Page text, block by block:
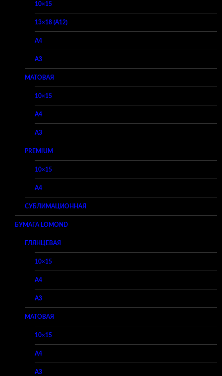
10×15
13×18 (A12)
A4
A3
МАТОВАЯ
10×15
A4
A3
PREMIUM
10×15
A4
СУБЛИМАЦИОННАЯ
БУМАГА LOMOND
ГЛЯНЦЕВАЯ
10×15
A4
A3
МАТОВАЯ
10×15
A4
A3